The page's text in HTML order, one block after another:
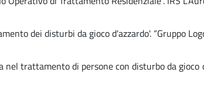
dei disturbi da gioco d'azzardo'. “Gruppo
trattamento di persone con disturbo da